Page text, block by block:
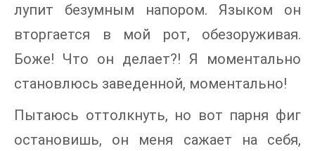
лупит безумным напором. Языком он
вторгается в мой рот, обезоруживая.
Боже! Что он делает?! Я моментально
становлюсь заведенной, моментально!
Пытаюсь оттолкнуть, но вот парня фиг
остановишь, он меня сажает на себя,